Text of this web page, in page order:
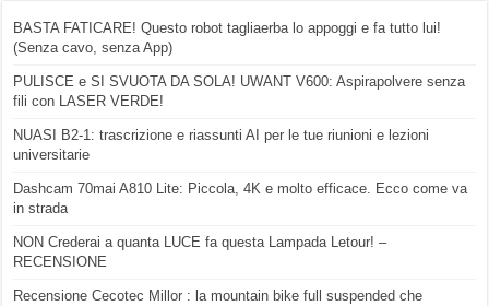
BASTA FATICARE! Questo robot tagliaerba lo appoggi e fa tutto lui!
(Senza cavo, senza App)
PULISCE e SI SVUOTA DA SOLA! UWANT V600: Aspirapolvere senza
fili con LASER VERDE!
NUASI B2-1: trascrizione e riassunti AI per le tue riunioni e lezioni
universitarie
Dashcam 70mai A810 Lite: Piccola, 4K e molto efficace. Ecco come va
in strada
NON Crederai a quanta LUCE fa questa Lampada Letour! –
RECENSIONE
Recensione Cecotec Millor : la mountain bike full suspended che